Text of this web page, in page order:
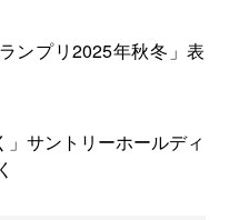
ンプリ2025年秋冬」表
」サントリーホールディ